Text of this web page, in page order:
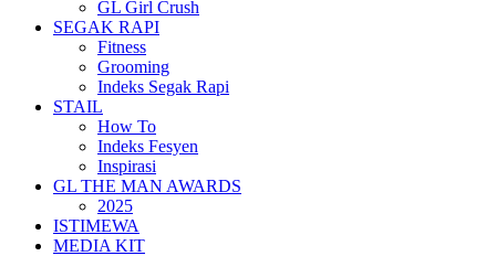
GL Girl Crush
SEGAK RAPI
Fitness
Grooming
Indeks Segak Rapi
STAIL
How To
Indeks Fesyen
Inspirasi
GL THE MAN AWARDS
2025
ISTIMEWA
MEDIA KIT